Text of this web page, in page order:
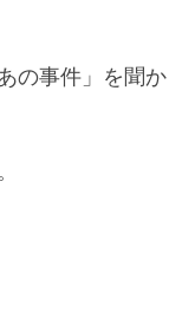
の事件」を聞か